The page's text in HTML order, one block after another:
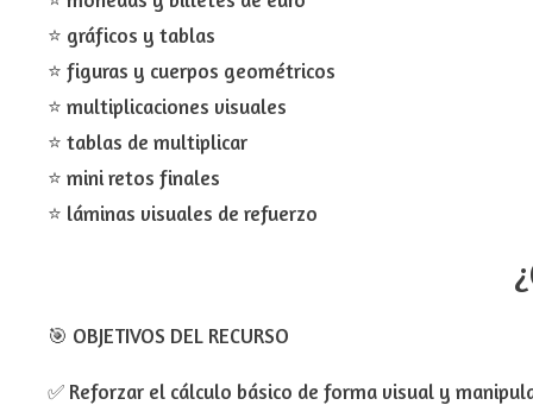
⭐ gráficos y tablas
⭐ figuras y cuerpos geométricos
⭐ multiplicaciones visuales
⭐ tablas de multiplicar
⭐ mini retos finales
⭐ láminas visuales de refuerzo
🎯 OBJETIVOS DEL RECURSO
✅ Reforzar el cálculo básico de forma visual y